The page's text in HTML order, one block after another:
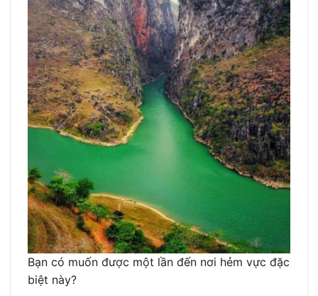
Bạn có muốn được một lần đến nơi hẻm vực đặc
biệt này?